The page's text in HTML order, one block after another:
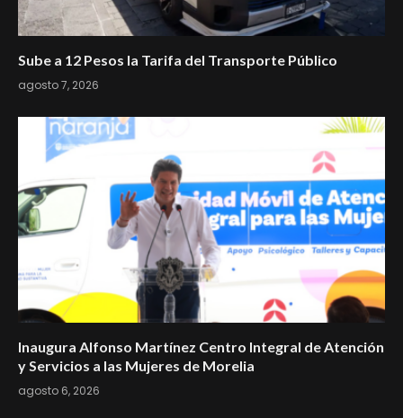
Sube a 12 Pesos la Tarifa del Transporte Público
agosto 7, 2026
Inaugura Alfonso Martínez Centro Integral de Atención
y Servicios a las Mujeres de Morelia
agosto 6, 2026